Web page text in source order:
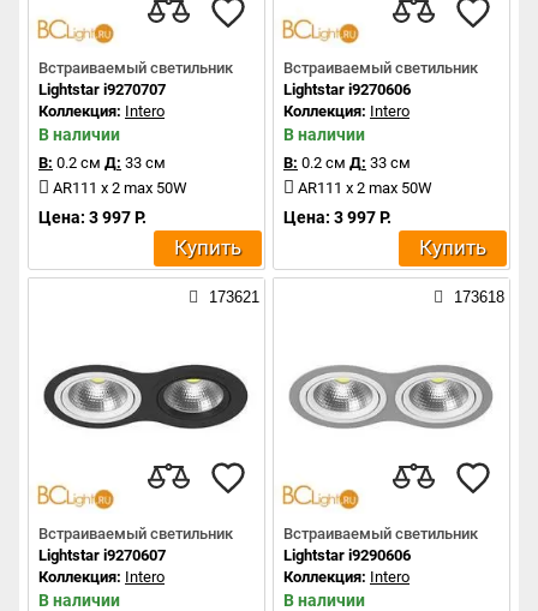
Встраиваемый светильник
Lightstar i9270707
Коллекция: Intero
В наличии
В: 0.2 см Д: 33 см
AR111 x 2 max 50W
Цена: 3 997 Р.
Купить
Встраиваемый светильник
Lightstar i9270606
Коллекция: Intero
В наличии
В: 0.2 см Д: 33 см
AR111 x 2 max 50W
Цена: 3 997 Р.
Купить
173621
Встраиваемый светильник
Lightstar i9270607
Коллекция: Intero
В наличии
173618
Встраиваемый светильник
Lightstar i9290606
Коллекция: Intero
В наличии